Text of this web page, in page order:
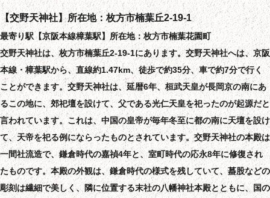
【交野天神社】所在地：枚方市楠葉丘2-19-1
最寄り駅【京阪本線樟葉駅】所在地：枚方市楠葉花園町
交野天神社は、枚方市楠葉丘2-19-1にあります。交野天神社へは、京阪
本線・樟葉駅から、直線約1.47km、徒歩で約35分、車で約7分で行く
ことができます。交野天神社は、延暦6年、桓武天皇が長岡京の南にあ
るこの地に、郊祀壇を設けて、父である光仁天皇を祀ったのが起源だと
言われています。これは、中国の皇帝が毎年冬至に都の南に天壇を設け
て、天帝を祀る例にならったものとされています。交野天神社の本殿は
一間社流造で、鎌倉時代の嘉禎4年と、室町時代の応永8年に修復され
たものです。本殿の外観は、鎌倉時代の様式を残していて、蟇股などの
彫刻は繊細で美しく、隣に位置する末社の八幡神社本殿とともに、国の